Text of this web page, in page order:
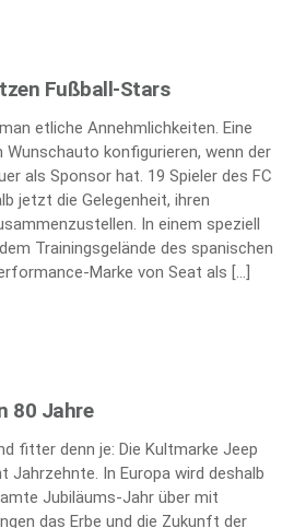
Fußball-Stars
etliche Annehmlichkeiten. Eine
Wunschauto konfigurieren, wenn der
als Sponsor hat. 19 Spieler des FC
jetzt die Gelegenheit, ihren
In einem speziell
Trainingsgelände des spanischen
Marke von Seat als […]
80 Jahre
fitter denn je: Die Kultmarke Jeep
Jahrzehnte. In Europa wird deshalb
Jubiläums-Jahr über mit
das Erbe und die Zukunft der